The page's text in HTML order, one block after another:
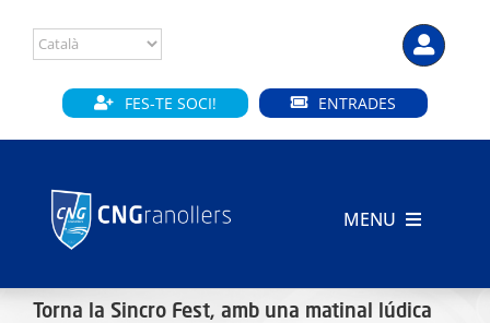
content
FES-TE SOCI! ENTRADES
MENU
Torna la Sincro Fest, amb una matinal lúdica